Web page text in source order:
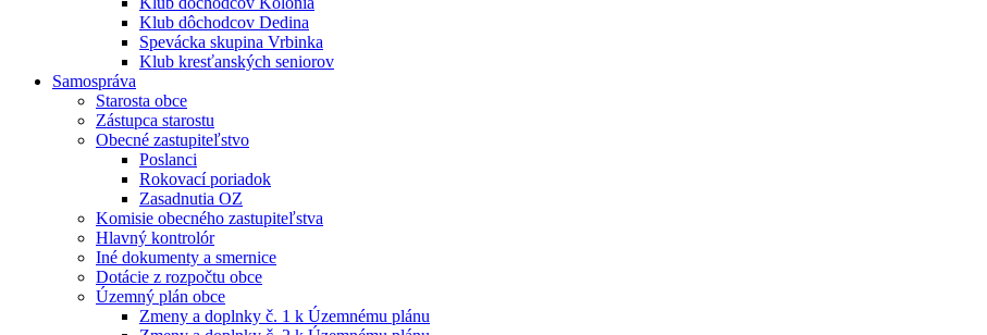
Klub dôchodcov Dedina
Spevácka skupina Vrbinka
Klub kresťanských seniorov
Samospráva
Starosta obce
Zástupca starostu
Obecné zastupiteľstvo
Poslanci
Rokovací poriadok
Zasadnutia OZ
Komisie obecného zastupiteľstva
Hlavný kontrolór
Iné dokumenty a smernice
Dotácie z rozpočtu obce
Územný plán obce
Zmeny a doplnky č. 1 k Územnému plánu